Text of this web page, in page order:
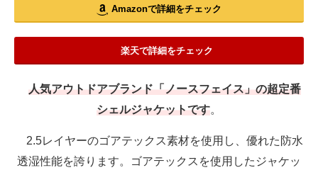
Amazonで詳細をチェック
楽天で詳細をチェック
人気アウトドアブランド「ノースフェイス」の超定番
シェルジャケットです。
2.5レイヤーのゴアテックス素材を使用し、優れた防水
透湿性能を誇ります。ゴアテックスを使用したジャケッ